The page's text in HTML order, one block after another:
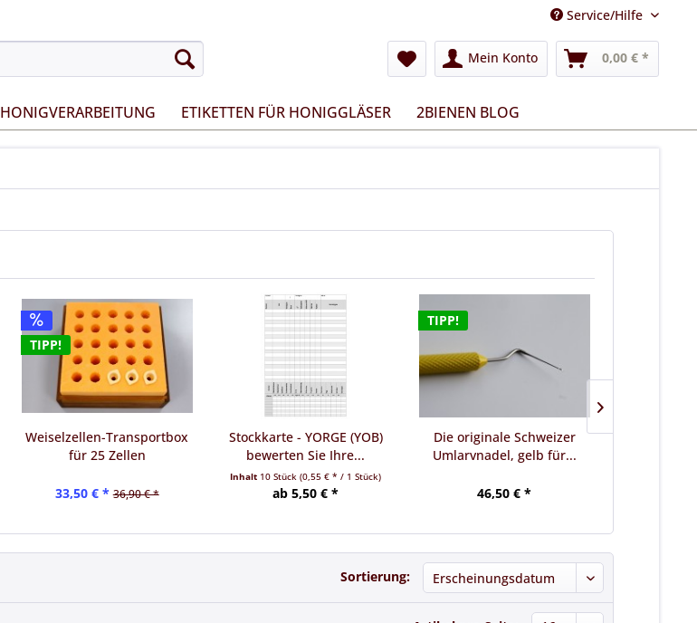
Service/Hilfe
Mein Konto 0,00 € *
HONIGVERARBEITUNG ETIKETTEN FÜR HONIGGLÄSER 2BIENEN BLOG
TIPP!
Weiselzellen-Transportbox
für 25 Zellen
33,50 € * 36,90 € *
Stockkarte - YORGE (YOB)
bewerten Sie Ihre...
Inhalt 10 Stück(0,55 € * / 1 Stück)
ab 5,50 € *
TIPP!
Die originale Schweizer
Umlarvnadel, gelb für...
46,50 € *
Sortierung: